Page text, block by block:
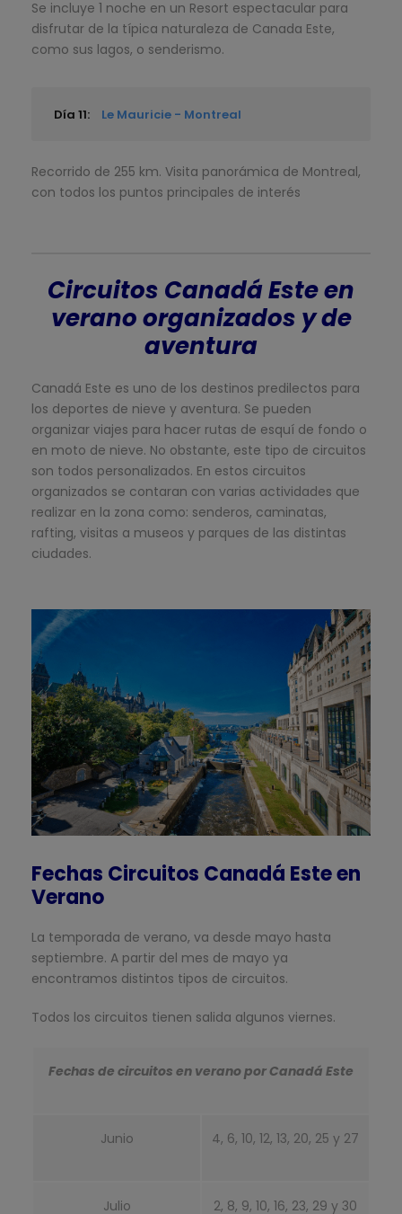
Se incluye 1 noche en un Resort espectacular para
disfrutar de la típica naturaleza de Canada Este,
como sus lagos, o senderismo.
Día 11: Le Mauricie - Montreal
Recorrido de 255 km. Visita panorámica de Montreal,
con todos los puntos principales de interés
Circuitos Canadá Este en
verano organizados y de
aventura
Canadá Este es uno de los destinos predilectos para
los deportes de nieve y aventura. Se pueden
organizar viajes para hacer rutas de esquí de fondo o
en moto de nieve. No obstante, este tipo de circuitos
son todos personalizados. En estos circuitos
organizados se contaran con varias actividades que
realizar en la zona como: senderos, caminatas,
rafting, visitas a museos y parques de las distintas
ciudades.
Fechas Circuitos Canadá Este en
Verano
La temporada de verano, va desde mayo hasta
septiembre. A partir del mes de mayo ya
encontramos distintos tipos de circuitos.
Todos los circuitos tienen salida algunos viernes.
Fechas de circuitos en verano por Canadá Este
Junio 4, 6, 10, 12, 13, 20, 25 y 27
Julio 2, 8, 9, 10, 16, 23, 29 y 30